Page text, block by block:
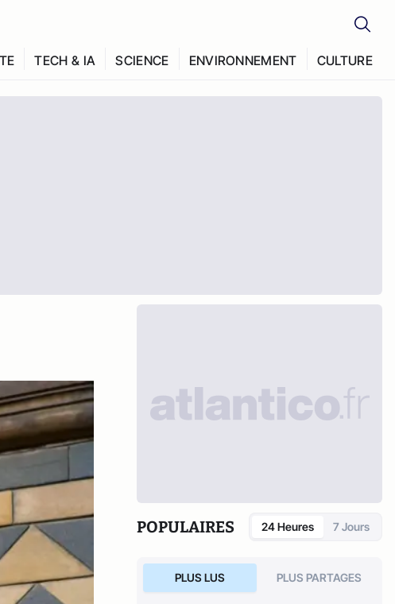
TECH & IA SCIENCE ENVIRONNEMENT CULTURE
POPULAIRES 24 Heures 7 Jours
PLUS LUS PLUS PARTAGES